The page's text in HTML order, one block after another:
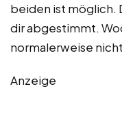
beiden ist möglich.
dir abgestimmt.
normalerweise
Anzeige